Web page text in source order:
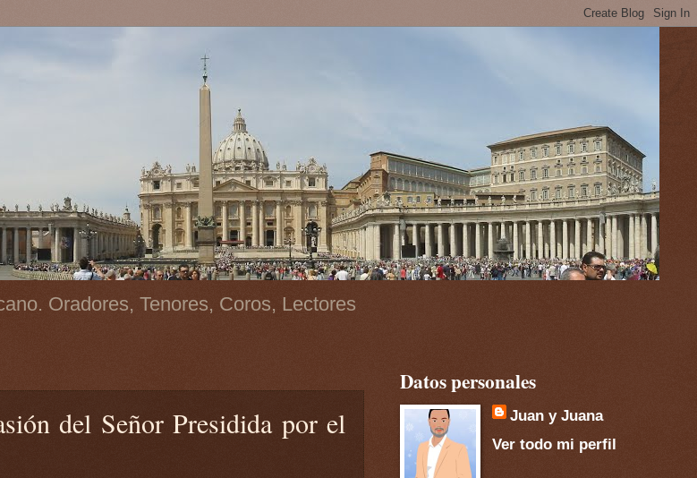
Oradores, Tenores, Coros, Lectores
del Señor Presidida por el
Datos personales
Juan y Juana
Ver todo mi perfil